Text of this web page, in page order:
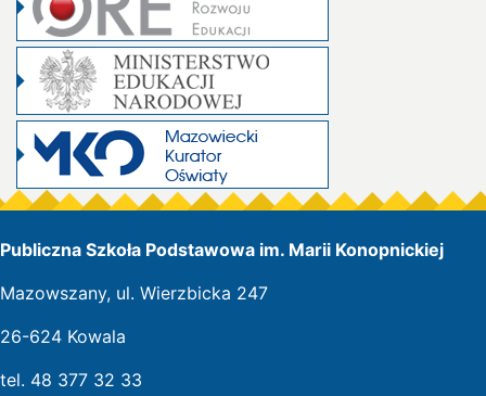
Publiczna Szkoła Podstawowa im. Marii Konopnickiej
Mazowszany, ul. Wierzbicka 247
26-624 Kowala
tel. 48 377 32 33